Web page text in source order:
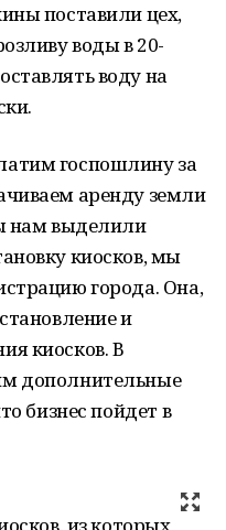
поставили цех,
воды в 20-
воду на
госпошлину за
аренду земли
нам выделили
киосков, мы
города. Она,
и
киосков. В
дополнительные
бизнес пойдет в